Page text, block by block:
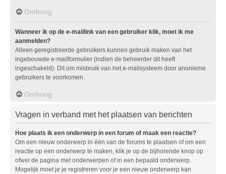
Omhoog
Wanneer ik op de e-maillink van een gebruiker klik, moet ik me
aanmelden?
Alleen geregistreerde gebruikers kunnen gebruik maken van het
ingebouwde e-mailformulier (indien de beheerder dit heeft
ingeschakeld). Dit om misbruik van het e-mailsysteem door anonieme
gebruikers te voorkomen.
Omhoog
Vragen in verband met het plaatsen van berichten
Hoe plaats ik een onderwerp in een forum of maak een reactie?
Om een nieuw onderwerp in één van de forums te plaatsen of om een
reactie op een onderwerp te maken, klik je op de bijhorende knop op
ofwel de pagina met onderwerpen of in een bepaald onderwerp.
Mogelijk moet je je registreren voor je een nieuw onderwerp kan